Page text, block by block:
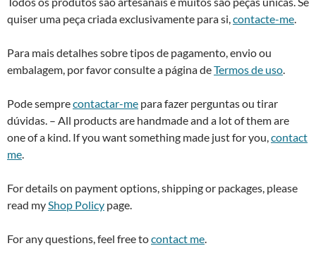
quiser uma peça criada exclusivamente para si, contacte-me
Para mais detalhes sobre tipos de pagamento, envio ou
embalagem, por favor consulte a página deTermos de uso
Pode semprecontactar-me para fazer perguntas ou tirar
dúvidas. – All products are handmade and a lot of them are
one of a kind. If you want something made just for you, contact
me
For details on payment options, shipping or packages, please
read my Shop Policy page.
For any questions, feel free tocontact me